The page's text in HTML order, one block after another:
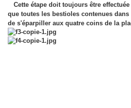
Cette étape doit toujours être
que toutes les bestioles contenues
de s'éparpiller aux quatre coins de la